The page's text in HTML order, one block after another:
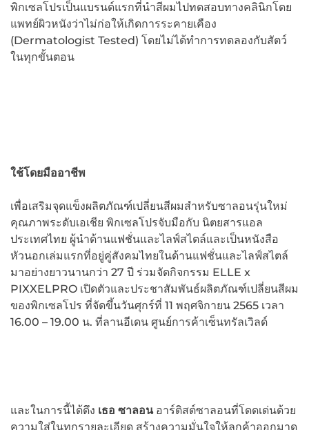
พิกเซลโปรเป็นแบรนด์แรกที่นำสีผมไปทดสอบทางคลินิกโดย
แพทย์ผิวหนังว่าไม่ก่อให้เกิดการระคายเคือง
(Dermatologist Tested) โดยไม่ได้ทำการทดลองกับสัตว์
ในทุกขั้นตอน
ใช้โดยมืออาชีพ
เพื่อเสริมจุดแข็งผลิตภัณฑ์เปลี่ยนสีผมสำหรับซาลอนรุ่นใหม่
คุณภาพระดับเอเชีย พิกเซลโปรจับมือกับ นิตยสารแอล
ประเทศไทย ผู้นำด้านแฟชั่นและไลฟ์สไตล์และเป็นหนังสือ
หัวนอกเล่มแรกที่อยู่คู่สังคมไทยในด้านแฟชั่นและไลฟ์สไตล์
มาอย่างยาวนานกว่า 27 ปี ร่วมจัดกิจกรรม ELLE x
PIXXELPRO เปิดตัวและประชาสัมพันธ์ผลิตภัณฑ์เปลี่ยนสีผม
ของพิกเซลโปร ที่จัดขึ้นวันศุกร์ที่ 11 พฤศจิกายน 2565 เวลา
16.00 – 19.00 น. ที่ลานอีเดน ศูนย์การค้าเซ็นทรัลเวิลด์
และในการนี้ได้ดึง เธอ ซาลอนอาร์ติสต์ซาลอนที่โดดเด่นด้วย
ความใส่ในทุกรายละเอียด สร้างความมั่นใจให้ลูกค้าออกมาดู